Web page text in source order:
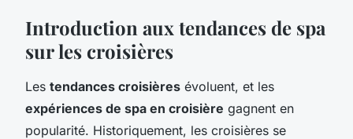
Introduction aux tendances de spa
sur les croisières
Les tendances croisières évoluent, et les
expériences de spa en croisière gagnent en
popularité. Historiquement, les croisières se